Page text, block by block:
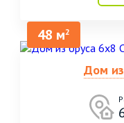
48 м2
Дом